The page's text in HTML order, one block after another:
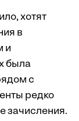
хотят
в
и
была
с
редко
зачисления.